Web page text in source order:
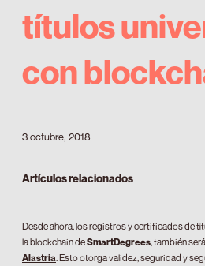
títulos
con
3 octubre, 2018
Artículos relacionados
Desde ahora, los registros y certificados de
la blockchain deSmartDegrees, también
Alastria. Esto otorga validez, seguridad y